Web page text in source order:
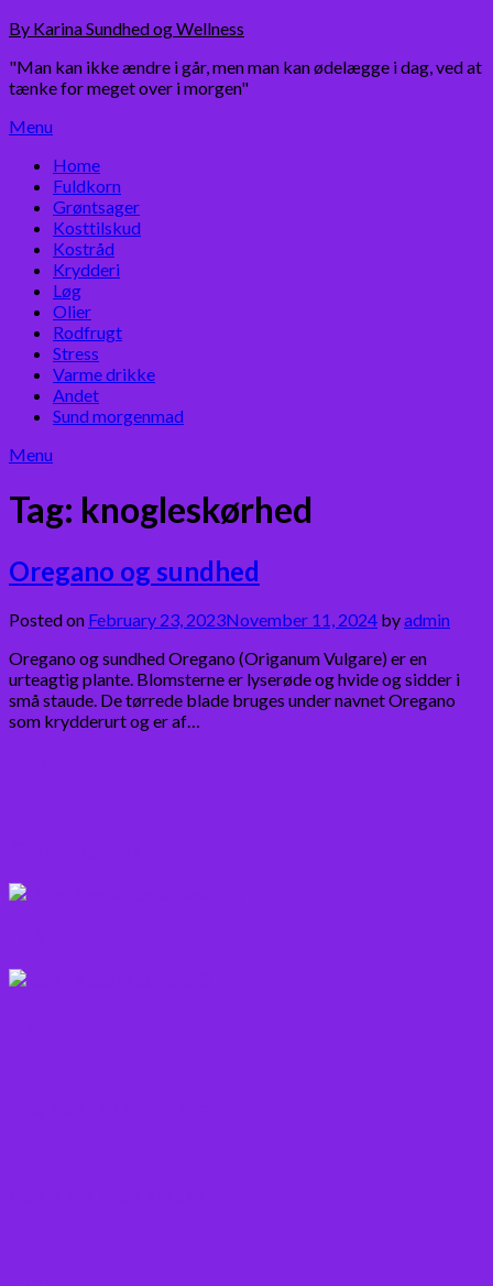
Skip
content
By Karina Sundhed og Wellness
"Man kan ikke ændre i går, men man kan ødelægge i dag, ved at
tænke for meget over i morgen"
Menu
Home
Fuldkorn
Grøntsager
Kosttilskud
Kostråd
Krydderi
Løg
Olier
Rodfrugt
Stress
Varme drikke
Andet
Sund morgenmad
Menu
Tag: knogleskørhed
Oregano og sundhed
Posted on February 23, 2023November 11, 2024 byadmin
Oregano og sundhed Oregano (Origanum Vulgare) er en
urteagtig plante. Blomsterne er lyserøde og hvide og sidder i
små staude. De tørrede blade bruges under navnet Oregano
som krydderurt og er af…